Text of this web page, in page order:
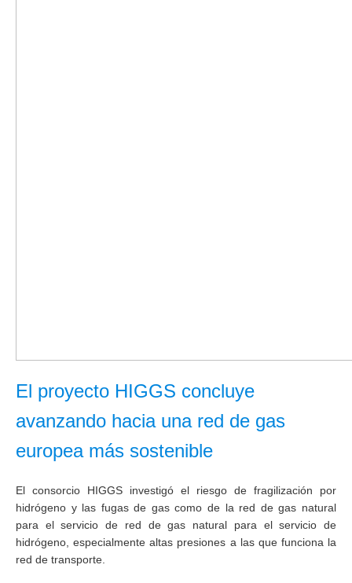
El proyecto HIGGS concluye
avanzando hacia una red de gas
europea más sostenible
El consorcio HIGGS investigó el riesgo de fragilización por
hidrógeno y las fugas de gas como de la red de gas natural
para el servicio de red de gas natural para el servicio de
hidrógeno, especialmente altas presiones a las que funciona la
red de transporte.